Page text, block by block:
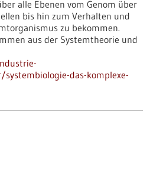
alle Ebenen vom Genom über
bis hin zum Verhalten und
zu bekommen.
aus der Systemtheorie und
das-komplexe-